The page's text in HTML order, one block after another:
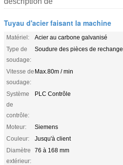
Tuyau d'acier faisant la machine
Matériel:
Acier au carbone galvanisé
Type de
soudage:
Soudure des pièces de rechange
Vitesse de
soudage:
Max.80m / min
Système
de
contrôle:
PLC Contrôle
Moteur:
Siemens
Couleur:
Jusqu'à client
Diamètre
extérieur:
76 à 168 mm